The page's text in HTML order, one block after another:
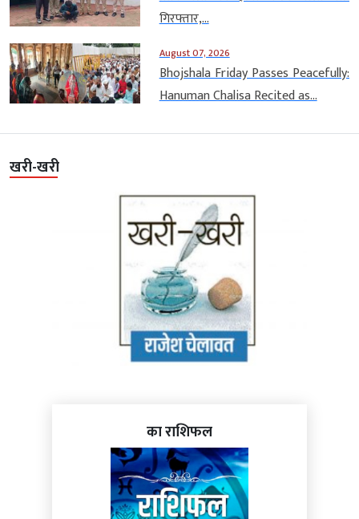
गिरफ्तार,...
August 07, 2026
Bhojshala Friday Passes Peacefully:
Hanuman Chalisa Recited as...
खरी-खरी
का राशिफल